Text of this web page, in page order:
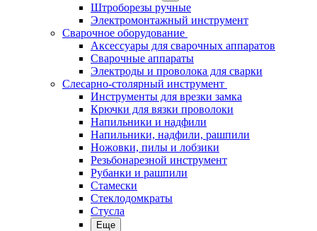
Штроборезы ручные
Электромонтажный инструмент
Сварочное оборудование
Аксессуары для сварочных аппаратов
Сварочные аппараты
Электроды и проволока для сварки
Слесарно-столярный инструмент
Инструменты для врезки замка
Крючки для вязки проволоки
Напильники и надфили
Напильники, надфили, рашпили
Ножовки, пилы и лобзики
Резьбонарезной инструмент
Рубанки и рашпили
Стамески
Стеклодомкраты
Стусла
Еще